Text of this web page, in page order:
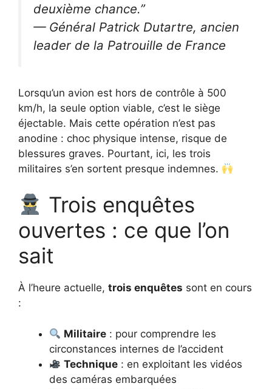
deuxième chance.”
— Général Patrick Dutartre, ancien
leader de la Patrouille de France
Lorsqu’un avion est hors de contrôle à 500
km/h, la seule option viable, c’est le siège
éjectable. Mais cette opération n’est pas
anodine : choc physique intense, risque de
blessures graves. Pourtant, ici, les trois
militaires s’en sortent presque indemnes.
Trois enquêtes
ouvertes : ce que l’on
sait
À l’heure actuelle, trois enquêtes sont en cours
:
Militaire : pour comprendre les
circonstances internes de l’accident
Technique : en exploitant les vidéos
des caméras embarquées